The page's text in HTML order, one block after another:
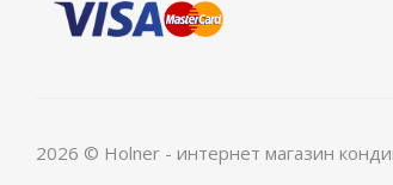
2026 © Holner - интернет магазин